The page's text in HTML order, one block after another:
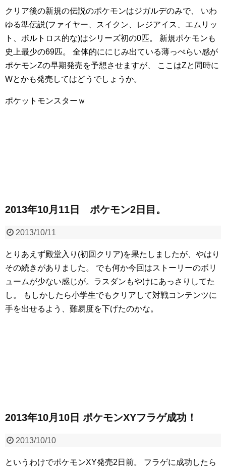
クリア後の新規の伝説のポケモンはジガルデのみで、
いわ
ゆる準伝説(ファイヤー、スイクン、レジアイス、エムリッ
ト、ボルトロス的な)はシリーズ初の0匹。
新規ポケモンも
史上最少の69匹。
全体的ににじみ出ている薄っぺらい感が
ポケモンZの早期発売を予想させますが、
ここはZと同時に
Wとかも発売してはどうでしょうか。
ポケットモンスターｗ
2013年10月11日 ポケモン2日目。
2013/10/11
とりあえず殿堂入り(初回クリア)を果たしましたが、やはり
その続きがありました。
でも何か今回はストーリーのボリ
ュームが少ない感じが。ラスダンもやけにあっさりしてた
し。
もしかしたら小学生でもクリアして対戦コンテンツに
手を出せるよう、難易度を下げたのかな。
2013年10月10日 ポケモンXYフラゲ成功！
2013/10/10
というわけでポケモンXY発売2日前。
フラゲに成功したら